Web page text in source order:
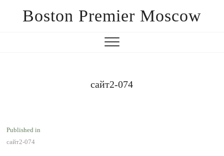
Boston Premier Moscow
сайт2-074
Навигация
по
Published in
сайт2-074